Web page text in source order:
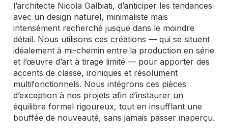
l’architecte Nicola Galbiati, d’anticiper les tendances
avec un design naturel, minimaliste mais
intensément recherché jusque dans le moindre
détail. Nous utilisons ces créations — qui se situent
idéalement à mi-chemin entre la production en série
et l’œuvre d’art à tirage limité — pour apporter des
accents de classe, ironiques et résolument
multifonctionnels. Nous intégrons ces pièces
d’exception à nos projets afin d’instaurer un
équilibre formel rigoureux, tout en insufflant une
bouffée de nouveauté, sans jamais passer inaperçu.